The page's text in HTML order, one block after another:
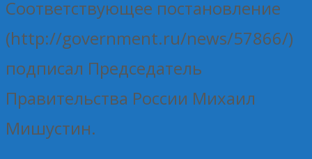
Соответствующее постановление
(http://government.ru/news/57866/)
подписал Председатель
Правительства России Михаил
Мишустин.